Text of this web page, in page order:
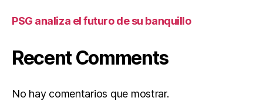
PSG analiza el futuro de su banquillo
Recent Comments
No hay comentarios que mostrar.